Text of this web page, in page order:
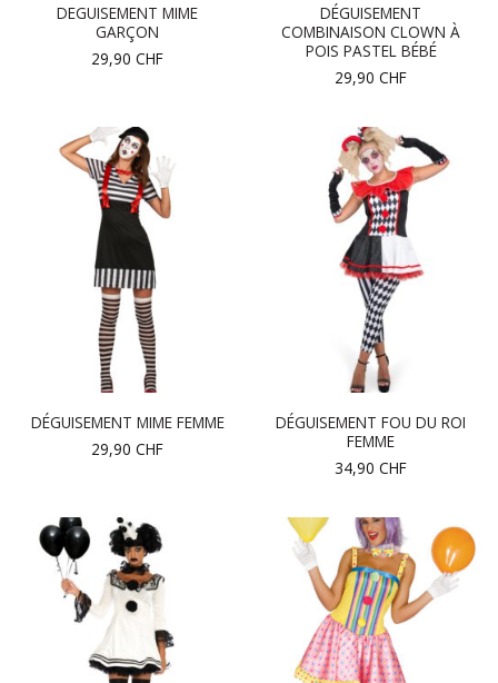
DEGUISEMENT MIME
GARÇON
29,90 CHF
DÉGUISEMENT
COMBINAISON CLOWN À
POIS PASTEL BÉBÉ
29,90 CHF
DÉGUISEMENT MIME FEMME
29,90 CHF
DÉGUISEMENT FOU DU ROI
FEMME
34,90 CHF